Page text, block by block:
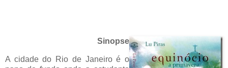
Sinopse
A cidade do Rio de Janeiro é o